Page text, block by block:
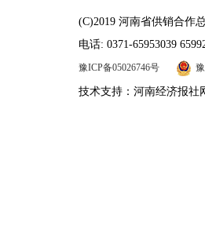
(C)2019 河南省供销合作
电话: 0371-65953039
豫ICP备05026746号
技术支持：河南经济报社